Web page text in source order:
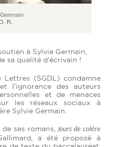
à Sylvie Germain,
sa qualité d'écrivain !
Lettres (SGDL) condamne
l'ignorance des auteurs
et de menaces
les réseaux sociaux à
Sylvie Germain.
ses romans, Jours de colère
a été proposé à